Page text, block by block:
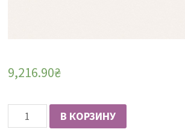
9,216.90₴
Количество
Лист
В КОРЗИНУ